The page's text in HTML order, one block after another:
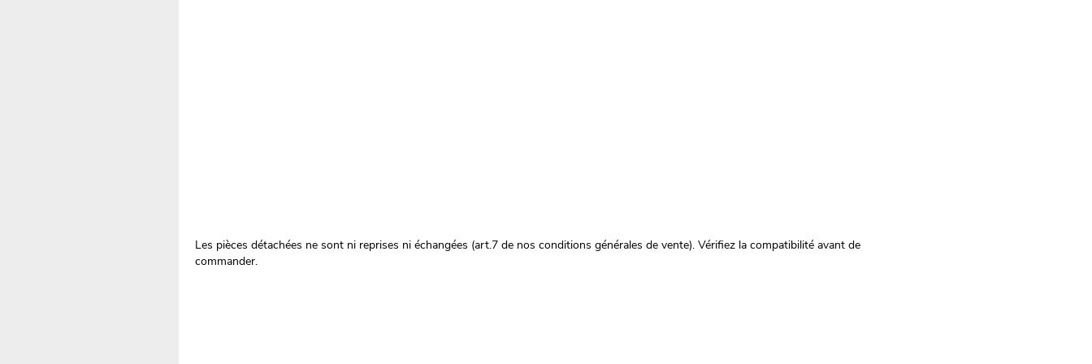
Les pièces détachées ne sont ni reprises ni échangées (art.7 de nos conditions générales de vente). Vérifiez la compatibilité avant de
commander.